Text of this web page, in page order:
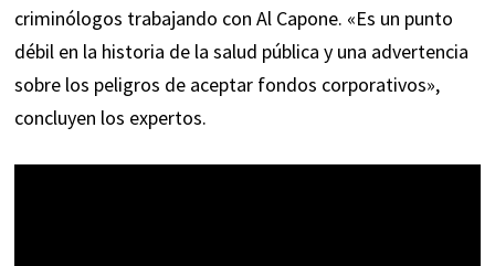
criminólogos trabajando con Al Capone. «Es un punto
débil en la historia de la salud pública y una advertencia
sobre los peligros de aceptar fondos corporativos»,
concluyen los expertos.